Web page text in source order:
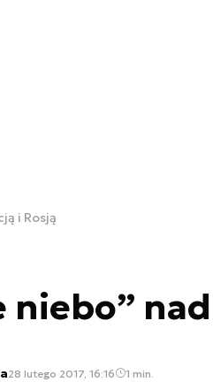
i Rosją
28 lutego 2017, 16:16 1 min.